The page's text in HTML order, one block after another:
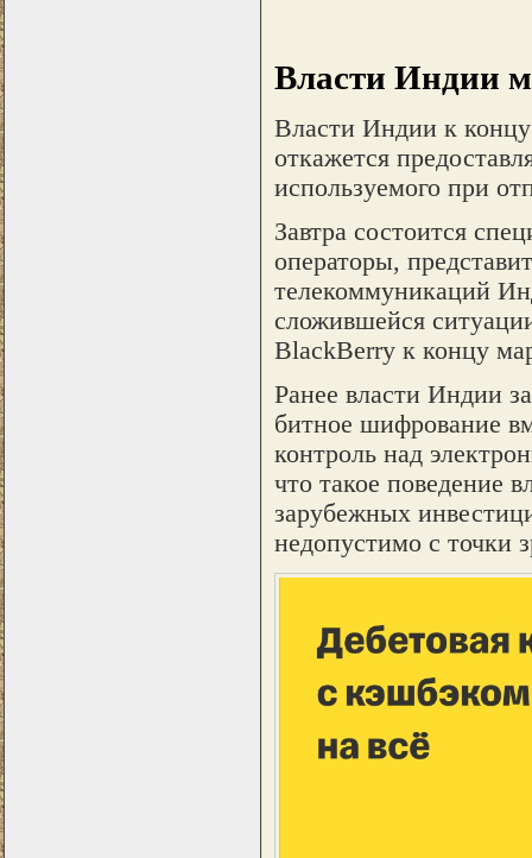
Власти Индии
Власти Индии к
откажется
используемого при
Завтра состоится
операторы,
телекоммуникаций
сложившейся
BlackBerry к концу
Ранее власти Индии
битное шифрование
контроль над
что такое поведение
зарубежных
недопустимо с точки